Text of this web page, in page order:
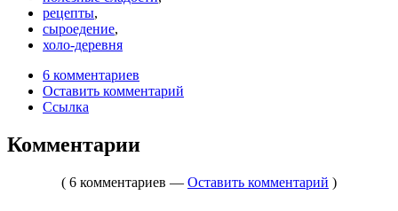
рецепты,
сыроедение,
холо-деревня
6 комментариев
Оставить комментарий
Ссылка
Комментарии
( 6 комментариев — Оставить комментарий )